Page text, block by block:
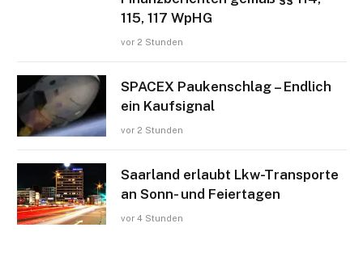
115, 117 WpHG
vor 2 Stunden
SPACEX Paukenschlag – Endlich
ein Kaufsignal
vor 2 Stunden
Saarland erlaubt Lkw-Transporte
an Sonn- und Feiertagen
vor 4 Stunden